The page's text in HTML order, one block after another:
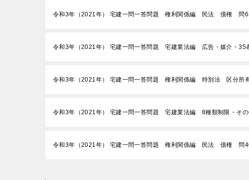
令和3年（2021年） 宅建一問一答問題 権利関係編 民法 債権 問6
令和3年（2021年） 宅建一問一答問題 宅建業法編 広告・媒介・
令和3年（2021年） 宅建一問一答問題 権利関係編 特別法 区分所
令和3年（2021年） 宅建一問一答問題 宅建業法編 8種類制限・
令和3年（2021年） 宅建一問一答問題 権利関係編 民法 債権 問